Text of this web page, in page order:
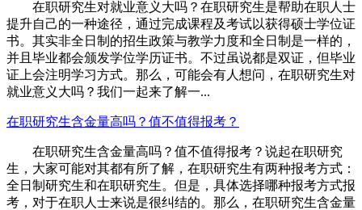
在职研究生对就业意义大吗？在职研究生是帮助在职人士
提升自己的一种途径，通过完成课程及考试以获得硕士学位证
书。其实非全日制的招生政策与教学力度和全日制是一样的，
并且毕业都会颁发学位学历证书。不过虽说都是双证，但毕业
证上会注明学习方式。那么，可能会有人想问，在职研究生对
就业意义大吗？我们一起来了解一...
在职研究生含金量高吗？值不值得报考？
在职研究生含金量高吗？值不值得报考？说起在职研究
生，大家可能对其都有所了解，在职研究生有两种报考方式：
全日制研究生和在职研究生。但是，具体选择哪种报考方式报
考，对于在职人士来说是很纠结的。那么，在职研究生含金量